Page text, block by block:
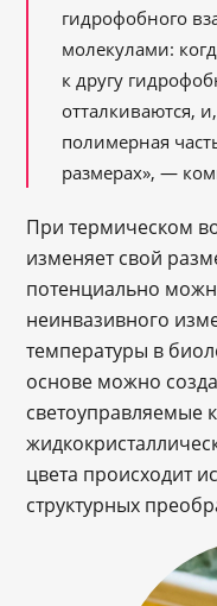
гидрофобного
молекулами:
к другу
отталкиваются,
полимерная
размерах», —
При термическом
изменяет свой
потенциально
неинвазивного
температуры в
основе можно
светоуправляемые
цвета происходит
структурных